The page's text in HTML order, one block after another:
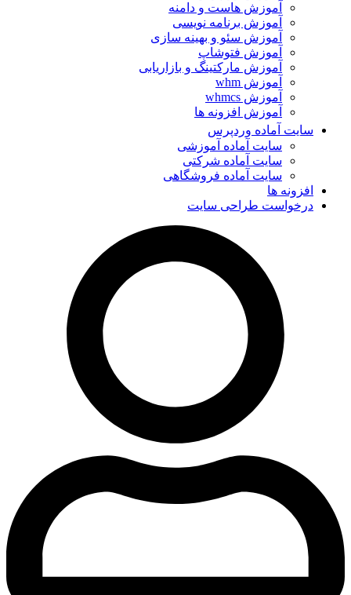
آموزش هاست و دامنه
آموزش برنامه نویسی
آموزش سئو و بهینه سازی
آموزش فتوشاپ
آموزش مارکتینگ و بازاریابی
آموزش whm
آموزش whmcs
آموزش افزونه ها
سایت آماده وردپرس
سایت آماده آموزشی
سایت آماده شرکتی
سایت آماده فروشگاهی
افزونه ها
درخواست طراحی سایت